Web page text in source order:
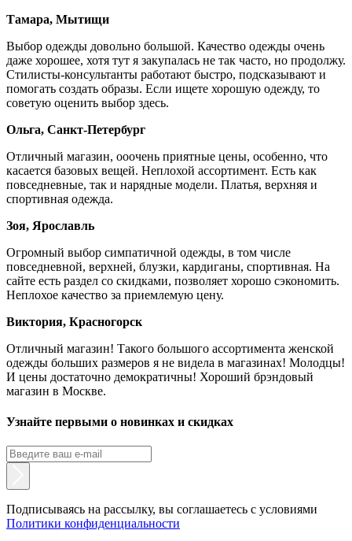
Тамара, Мытищи
Выбор одежды довольно большой. Качество одежды очень
даже хорошее, хотя тут я закупалась не так часто, но продолжу.
Стилисты-консультанты работают быстро, подсказывают и
помогать создать образы. Если ищете хорошую одежду, то
советую оценить выбор здесь.
Ольга, Санкт-Петербург
Отличный магазин, ооочень приятные цены, особенно, что
касается базовых вещей. Неплохой ассортимент. Есть как
повседневные, так и нарядные модели. Платья, верхняя и
спортивная одежда.
Зоя, Ярославль
Огромный выбор симпатичной одежды, в том числе
повседневной, верхней, блузки, кардиганы, спортивная. На
сайте есть раздел со скидками, позволяет хорошо сэкономить.
Неплохое качество за приемлемую цену.
Виктория, Красногорск
Отличный магазин! Такого большого ассортимента женской
одежды больших размеров я не видела в магазинах! Молодцы!
И цены достаточно демократичны! Хороший брэндовый
магазин в Москве.
Узнайте первыми о новинках и скидках
Подписываясь на рассылку, вы соглашаетесь с условиями
Политики конфиденциальности